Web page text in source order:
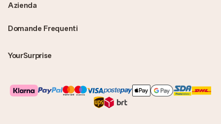
Domande Frequenti
YourSurprise
Azienda